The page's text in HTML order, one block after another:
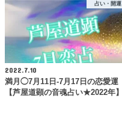
占い・開運
2022.7.10
満月◯7月11日-7月17日の恋愛運
【芦屋道顕の音魂占い★2022年】